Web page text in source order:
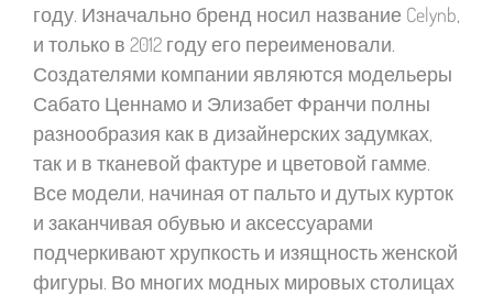
году. Изначально бренд носил название Celynb,
и только в 2012 году его переименовали.
Создателями компании являются модельеры
Сабато Ценнамо и Элизабет Франчи полны
разнообразия как в дизайнерских задумках,
так и в тканевой фактуре и цветовой гамме.
Все модели, начиная от пальто и дутых курток
и заканчивая обувью и аксессуарами
подчеркивают хрупкость и изящность женской
фигуры. Во многих модных мировых столицах